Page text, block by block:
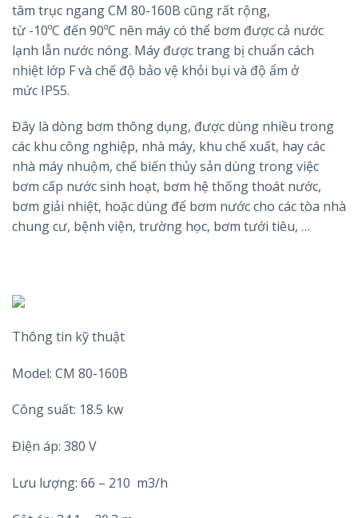
tâm trục ngang CM 80-160B cũng rất rộng,
từ -10ºC đến 90ºC nên máy có thể bơm được cả nước
lạnh lẫn nước nóng. Máy được trang bị chuẩn cách
nhiệt lớp F và chế độ bảo vệ khỏi bụi và độ ẩm ở
mức IP55.
Đây là dòng bơm thông dụng, được dùng nhiều trong
các khu công nghiệp, nhà máy, khu chế xuất, hay các
nhà máy nhuộm, chế biến thủy sản dùng trong việc
bơm cấp nước sinh hoạt, bơm hệ thống thoát nước,
bơm giải nhiệt, hoặc dùng để bơm nước cho các tòa nhà
chung cư, bệnh viện, trường học, bơm tưới tiêu, …
Thông tin kỹ thuật
Model: CM 80-160B
Công suất: 18.5 kw
Điện áp: 380 V
Lưu lượng: 66 – 210 m3/h